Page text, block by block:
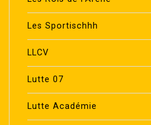
Les Sportischhh
LLCV
Lutte 07
Lutte Académie